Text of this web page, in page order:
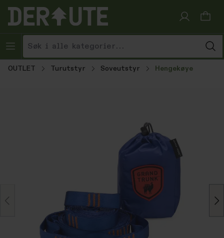
Hopp til innhold
OUTLET Turutstyr Soveutstyr Hengekøye